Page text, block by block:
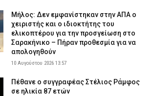
Μήλος: Δεν εμφανίστηκαν στην ΑΠΑ ο
χειριστής και ο ιδιοκτήτης του
ελικοπτέρου για την προσγείωση στο
Σαρακήνικο – Πήραν προθεσμία για να
απολογηθούν
10 Αυγούστου 2026 13:57
Πέθανε ο συγγραφέας Στέλιος Ράμφος
σε ηλικία 87 ετών